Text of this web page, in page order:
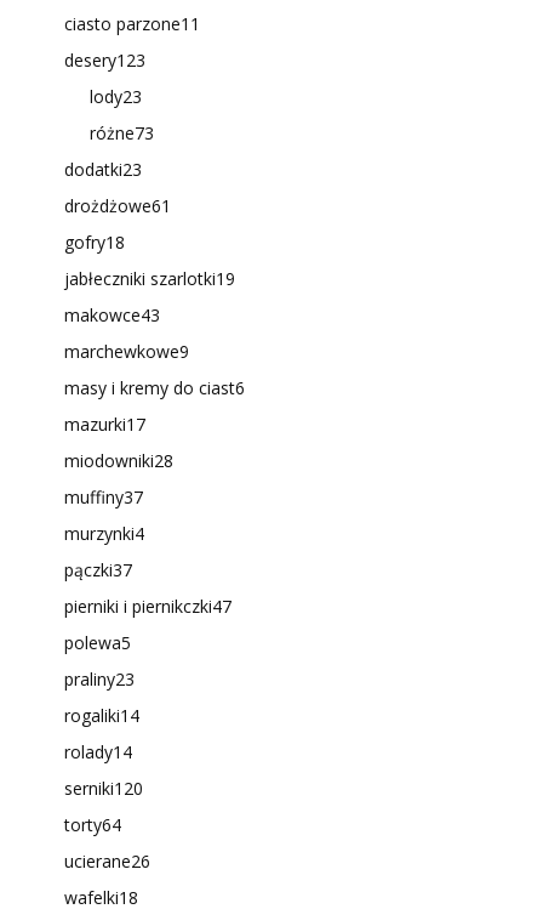
ciasto parzone11
desery123
lody23
różne73
dodatki23
drożdżowe61
gofry18
jabłeczniki szarlotki19
makowce43
marchewkowe9
masy i kremy do ciast6
mazurki17
miodowniki28
muffiny37
murzynki4
pączki37
pierniki i piernikczki47
polewa5
praliny23
rogaliki14
rolady14
serniki120
torty64
ucierane26
wafelki18